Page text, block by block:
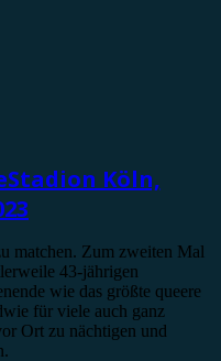
Köln,
matchen. Zum zweiten Mal
43-jährigen
wie das größte queere
für viele auch ganz
Ort zu nächtigen und